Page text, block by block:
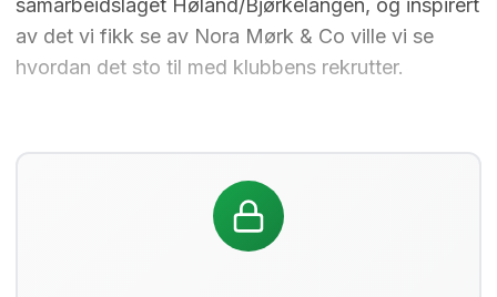
samarbeidslaget Høland/Bjørkelangen, og inspirert
av det vi fikk se av Nora Mørk & Co ville vi se
hvordan det sto til med klubbens rekrutter.